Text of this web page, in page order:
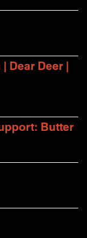
Dear Deer |
Butter